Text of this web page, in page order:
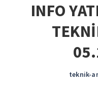
INFO
teknik-